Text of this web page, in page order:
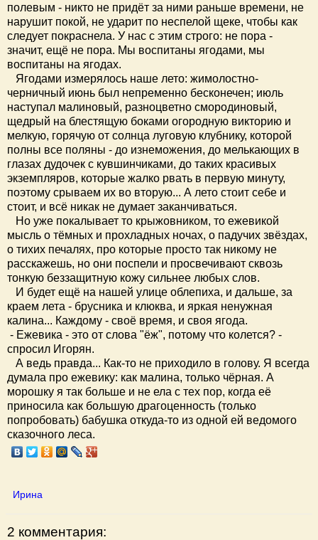
полевым - никто не придёт за ними раньше времени, не
нарушит покой, не ударит по неспелой щеке, чтобы как
следует покраснела. У нас с этим строго: не пора -
значит, ещё не пора. Мы воспитаны ягодами, мы
воспитаны на ягодах.
Ягодами измерялось наше лето: жимолостно-
черничный июнь был непременно бесконечен; июль
наступал малиновый, разноцветно смородиновый,
щедрый на блестящую боками огородную викторию и
мелкую, горячую от солнца луговую клубнику, которой
полны все поляны - до изнеможения, до мелькающих в
глазах дудочек с кувшинчиками, до таких красивых
экземпляров, которые жалко рвать в первую минуту,
поэтому срываем их во вторую... А лето стоит себе и
стоит, и всё никак не думает заканчиваться.
Но уже покалывает то крыжовником, то ежевикой
мысль о тёмных и прохладных ночах, о падучих звёздах,
о тихих печалях, про которые просто так никому не
расскажешь, но они поспели и просвечивают сквозь
тонкую беззащитную кожу сильнее любых слов.
И будет ещё на нашей улице облепиха, и дальше, за
краем лета - брусника и клюква, и яркая ненужная
калина... Каждому - своё время, и своя ягода.
- Ежевика - это от слова "ёж", потому что колется? -
спросил Игорян.
А ведь правда... Как-то не приходило в голову. Я всегда
думала про ежевику: как малина, только чёрная. А
морошку я так больше и не ела с тех пор, когда её
приносила как большую драгоценность (только
попробовать) бабушка откуда-то из одной ей ведомого
сказочного леса.
Ирина
2 комментария: